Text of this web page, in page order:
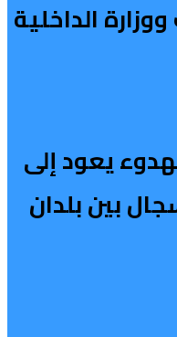
الداخلية
يعود إلى
بين بلدان